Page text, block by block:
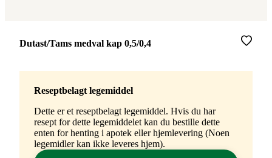
Merke:
Dutast/Tams medval kap 0,5/0,4
Reseptbelagt legemiddel
Dette er et reseptbelagt legemiddel. Hvis du har
resept for dette legemiddelet kan du bestille dette
enten for henting i apotek eller hjemlevering (Noen
legemidler kan ikke leveres hjem).